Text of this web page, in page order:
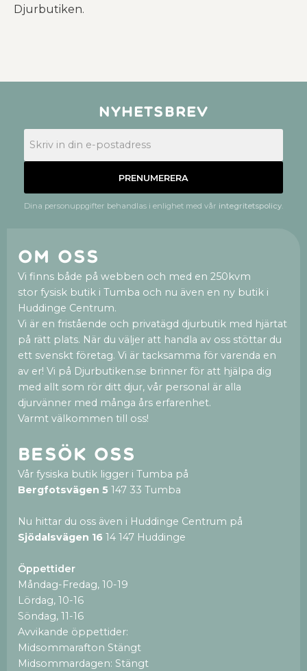
Djurbutiken.
Nyhetsbrev
PRENUMERERA
Dina personuppgifter behandlas i enlighet med vår integritetspolicy.
Om oss
Vi finns både på webben och med en 250kvm
stor fysisk butik i Tumba och nu även en ny butik i
Huddinge Centrum.
Vi är en fristående och privatägd djurbutik med hjärtat
på rätt plats. När du väljer att handla av oss stöttar du
ett svenskt företag. Vi är tacksamma för varenda en
av er! Vi på Djurbutiken.se brinner för att hjälpa dig
med allt som rör ditt djur, vår personal är alla
djurvänner med många års erfarenhet.
Varmt välkommen till oss!
Besök oss
Vår fysiska butik ligger i Tumba på
Bergfotsvägen 5 147 33 Tumba
Nu hittar du oss även i Huddinge Centrum på
Sjödalsvägen 16 14 147 Huddinge
Öppettider
Måndag-Fredag, 10-19
Lördag, 10-16
Söndag, 11-16
Avvikande öppettider:
Midsommarafton Stängt
Midsommardagen: Stängt